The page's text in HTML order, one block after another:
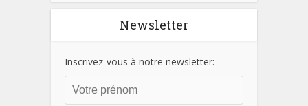
Newsletter
Inscrivez-vous à notre newsletter: